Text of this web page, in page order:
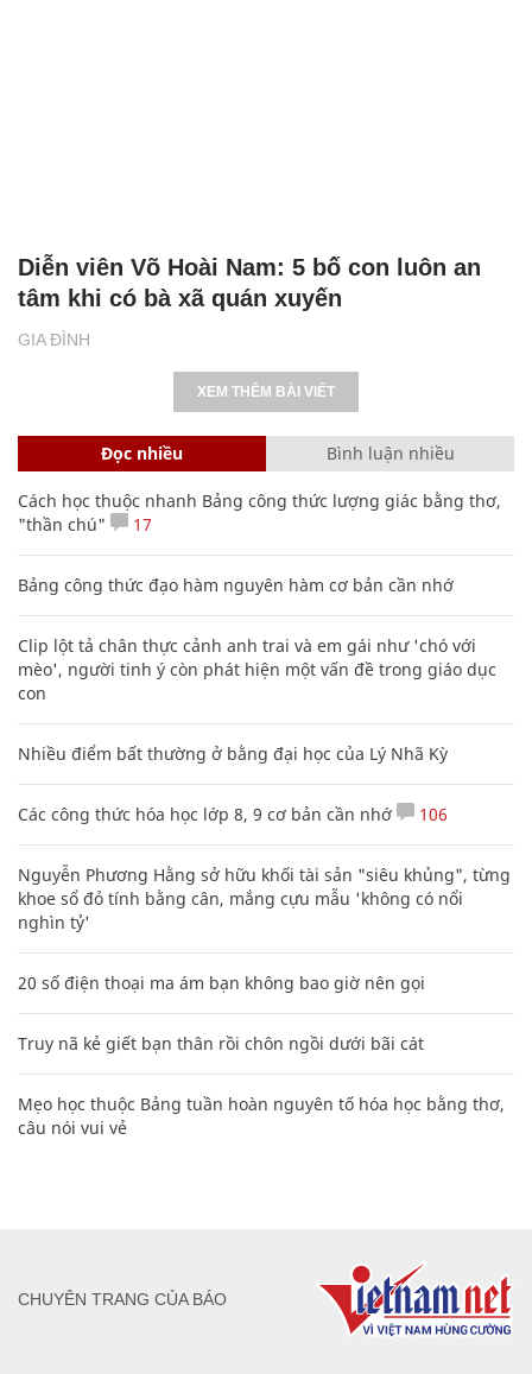
GIA ĐÌNH
Diễn viên Võ Hoài Nam: 5 bố con luôn an
tâm khi có bà xã quán xuyến
XEM THÊM BÀI VIẾT
Đọc nhiều Bình luận nhiều
Cách học thuộc nhanh Bảng công thức lượng giác bằng thơ,
"thần chú"
17
Bảng công thức đạo hàm nguyên hàm cơ bản cần nhớ
Clip lột tả chân thực cảnh anh trai và em gái như 'chó với
mèo', người tinh ý còn phát hiện một vấn đề trong giáo dục
con
Nhiều điểm bất thường ở bằng đại học của Lý Nhã Kỳ
Các công thức hóa học lớp 8, 9 cơ bản cần nhớ 106
Nguyễn Phương Hằng sở hữu khối tài sản "siêu khủng", từng
khoe sổ đỏ tính bằng cân, mắng cựu mẫu 'không có nổi
nghìn tỷ'
20 số điện thoại ma ám bạn không bao giờ nên gọi
Truy nã kẻ giết bạn thân rồi chôn ngồi dưới bãi cát
Mẹo học thuộc Bảng tuần hoàn nguyên tố hóa học bằng thơ,
câu nói vui vẻ
CHUYÊN TRANG CỦA BÁO